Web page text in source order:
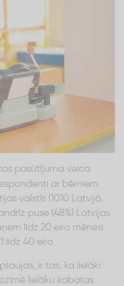
pasūtījuma veica
ar bērniem
valstīs (1010 Latvijā,
puse (48%) Latvijas
līdz 20 eiro mēnesī
līdz 40 eiro.
ir tas, ka lielāki
lielāku kabatas